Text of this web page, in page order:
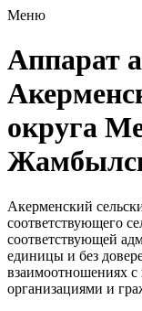
Меню
Аппарат
округа
Акерменский
соответствующего
соответствующей
единицы и без
взаимоотношениях с
организациями и